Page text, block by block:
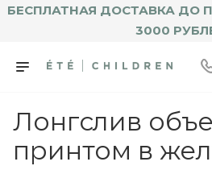
БЕСПЛАТНАЯ ДОСТАВКА ДО
3000
Лонгслив
принтом в